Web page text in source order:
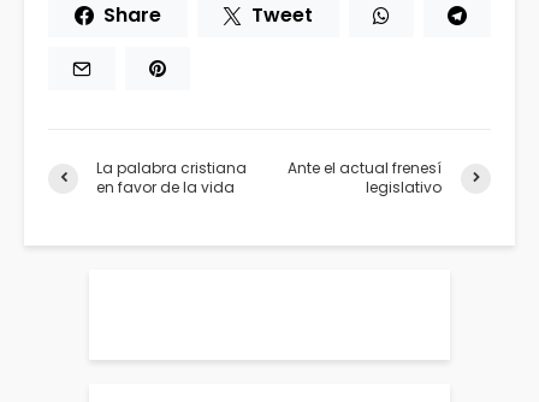
Share Tweet
La palabra cristiana
en favor de la vida
Ante el actual frenesí
legislativo